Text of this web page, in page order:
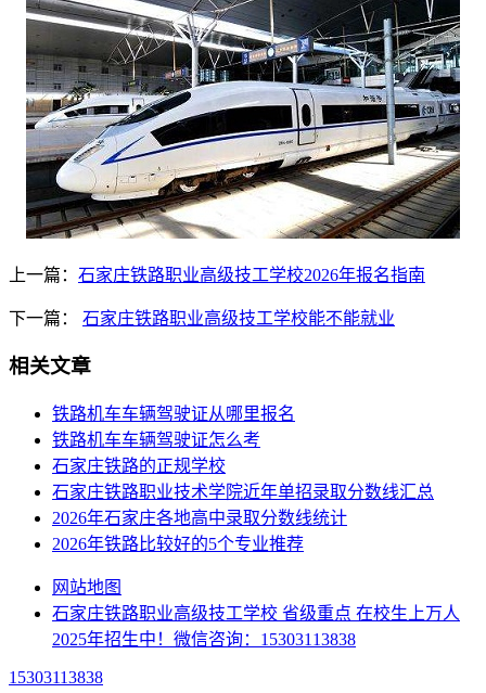
上一篇： 石家庄铁路职业高级技工学校2026年报名指南
下一篇： 石家庄铁路职业高级技工学校能不能就业
相关文章
铁路机车车辆驾驶证从哪里报名
铁路机车车辆驾驶证怎么考
石家庄铁路的正规学校
石家庄铁路职业技术学院近年单招录取分数线汇总
2026年石家庄各地高中录取分数线统计
2026年铁路比较好的5个专业推荐
网站地图
石家庄铁路职业高级技工学校 省级重点 在校生上万人
2025年招生中！微信咨询：15303113838
15303113838